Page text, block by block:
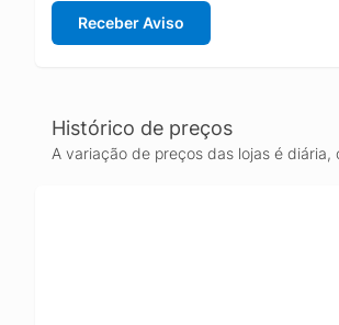
Receber Aviso
Histórico de preços
A variação de preços das lojas é